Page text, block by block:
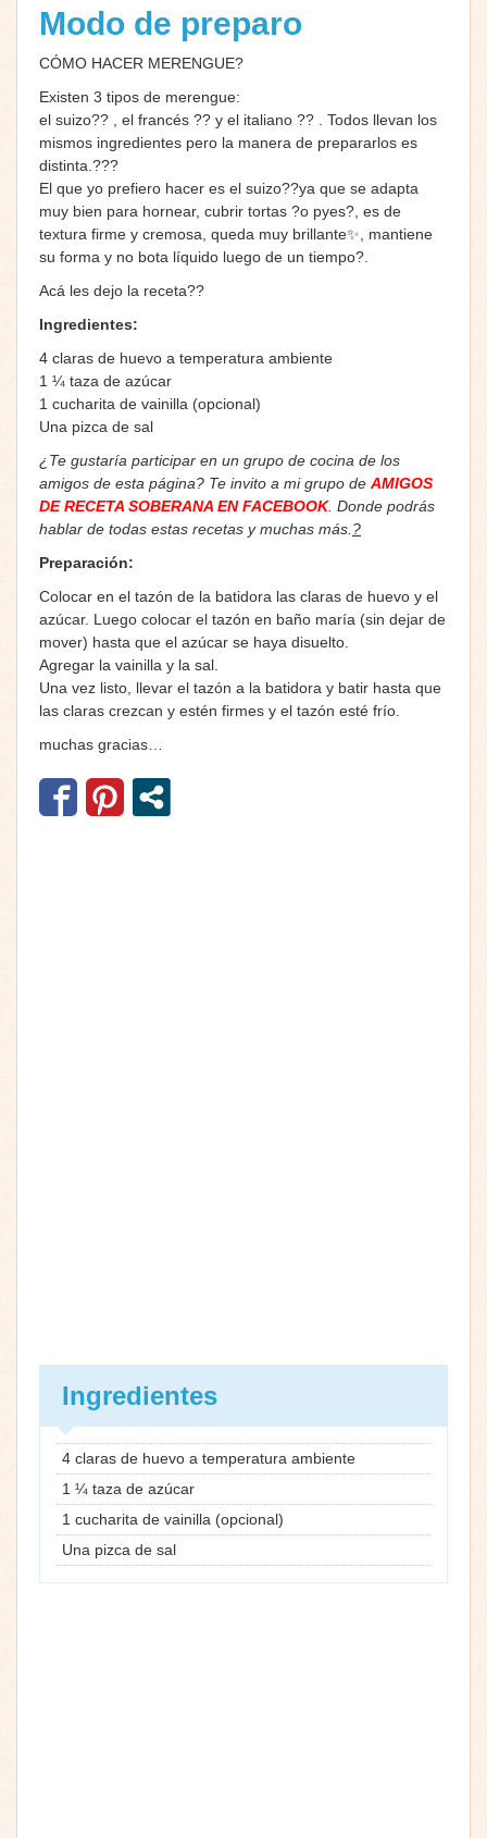
Modo de preparo
CÓMO HACER MERENGUE?
Existen 3 tipos de merengue:
el suizo?? , el francés ?? y el italiano ?? . Todos llevan los
mismos ingredientes pero la manera de prepararlos es
distinta. ??‍?
El que yo prefiero hacer es el suizo??ya que se adapta
muy bien para hornear, cubrir tortas ?o pyes? , es de
textura firme y cremosa, queda muy brillante✨ , mantiene
su forma y no bota líquido luego de un tiempo?
Acá les dejo la receta??
Ingredientes:
4 claras de huevo a temperatura ambiente
1 ¼ taza de azúcar
1 cucharita de vainilla (opcional)
Una pizca de sal
¿Te gustaría participar en un grupo de cocina de los
amigos de esta página? Te invito a mi grupo de AMIGOS
DE RECETA SOBERANA EN FACEBOOK. Donde podrás
hablar de todas estas recetas y muchas más. ?
Preparación:
Colocar en el tazón de la batidora las claras de huevo y el
azúcar. Luego colocar el tazón en baño maría (sin dejar de
mover) hasta que el azúcar se haya disuelto.
Agregar la vainilla y la sal.
Una vez listo, llevar el tazón a la batidora y batir hasta que
las claras crezcan y estén firmes y el tazón esté frío.
muchas gracias…
Ingredientes
4 claras de huevo a temperatura ambiente
1 ¼ taza de azúcar
1 cucharita de vainilla (opcional)
Una pizca de sal